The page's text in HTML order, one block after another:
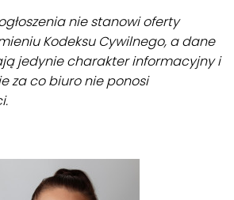
nie stanowi oferty
Kodeksu Cywilnego, a dane
jedynie charakter informacyjny i
za co biuro nie ponosi